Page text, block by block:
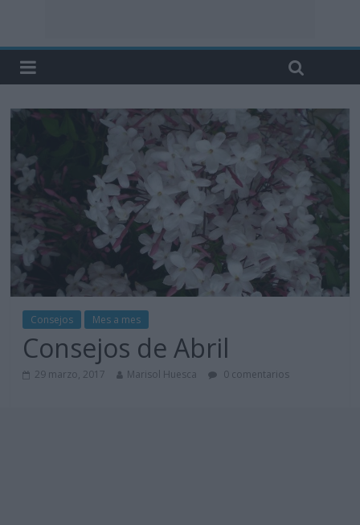
Consejos Mes a mes
Consejos de Abril
29 marzo, 2017 Marisol Huesca 0 comentarios